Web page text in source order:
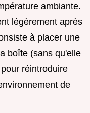
ambiante.
légèrement après
à placer une
boîte (sans qu'elle
réintroduire
de